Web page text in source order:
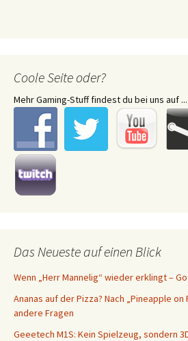
Coole Seite oder?
Mehr Gaming-Stuff findest du bei uns auf ...
Das Neueste auf einen Blick
Wenn „Herr Mannelig“ wieder erklingt –
Ananas auf der Pizza? Nach „Pineapple
andere Fragen
Geeetech M1S: Kein Spielzeug, sondern